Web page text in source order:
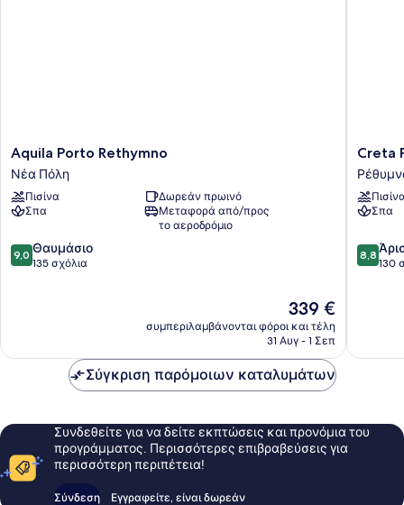
Aquila
Porto
Rethymno
Νέα
Πόλη
Aquila Porto Rethymno
Νέα Πόλη
Πισίνα
Δωρεάν πρωινό
Σπα
Μεταφορά από/προς
το αεροδρόμιο
9.0
στα
9,0 Θαυμάσιο
135 σχόλια
Η
τιμή
είναι
339 €
συμπεριλαμβάνονται φόροι και τέλη
31 Αυγ - 1 Σεπ
Creta
Palace,
A
Resort
to
Creta
Σπα
8.8
στα
8,8
130
Σύγκριση παρόμοιων καταλυμάτων
Συνδεθείτε για να δείτε εκπτώσεις και προνόμια του
προγράμματος. Περισσότερες επιβραβεύσεις για
περισσότερη περιπέτεια!
Σύνδεση Εγγραφείτε, είναι δωρεάν